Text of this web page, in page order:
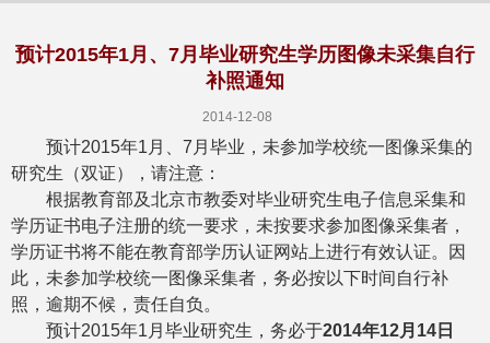
预计2015年1月、7月毕业研究生学历图像未采集自行
补照通知
2014-12-08
预计2015年1 月、 7 月毕业，未参加学校统一图像采集的
研究生（双证），请注意：
根据教育部及北京市教委对毕业研究生电子信息采集和
学历证书电子注册的统一要求，未按要求参加图像采集者，
学历证书将不能在教育部学历认证网站上进行有效认证。因
此，未参加学校统一图像采集者，务必按以下时间自行补
照，逾期不候，责任自负。
预计2015年1 月毕业研究生，务必于2014年12月 14 日